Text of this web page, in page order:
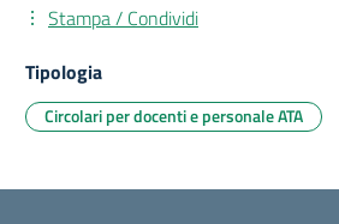
Stampa / Condividi
Tipologia
Circolari per docenti e personale ATA